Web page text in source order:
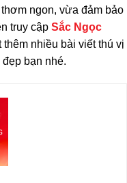
ngon, vừa đảm bảo
truy cập Sắc Ngọc
nhiều bài viết thú vị
bạn nhé.